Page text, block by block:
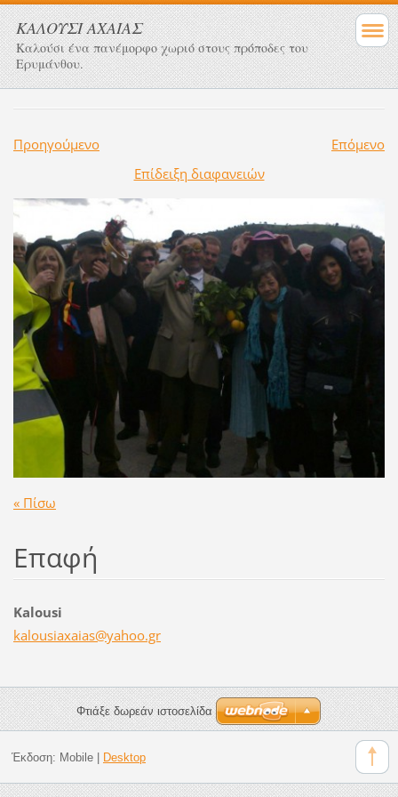
ΚΑΛΟΥΣΙ ΑΧΑΙΑΣ
Καλούσι ένα πανέμορφο χωριό στους πρόποδες του
Ερυμάνθου.
Προηγούμενο
Επόμενο
Επίδειξη διαφανειών
« Πίσω
Επαφή
Kalousi
kalousiaxaias@yahoo.gr
Φτιάξε δωρεάν ιστοσελίδα
Έκδοση: Mobile| Desktop